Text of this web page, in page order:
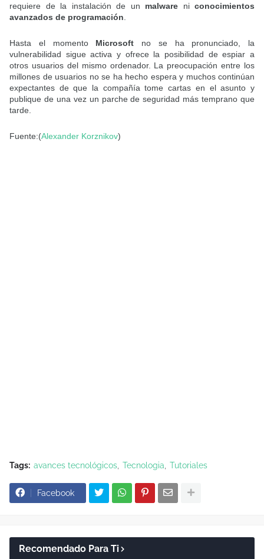
requiere de la instalación de un malware ni conocimientos
avanzados de programación
Hasta el momentoMicrosoft no se ha pronunciado, la
vulnerabilidad sigue activa y ofrece la posibilidad de espiar a
otros usuarios del mismo ordenador. La preocupación entre los
millones de usuarios no se ha hecho espera y muchos continúan
expectantes de que la compañía tome cartas en el asunto y
publique de una vez un parche de seguridad más temprano que
tarde.
Fuente:(Alexander Korznikov)
Tags: avances tecnológicos Tecnologia Tutoriales
Facebook
Recomendado Para Ti